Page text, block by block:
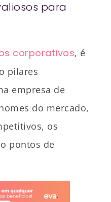
para
corporativos, é
pilares
empresa de
do mercado,
os
pontos de